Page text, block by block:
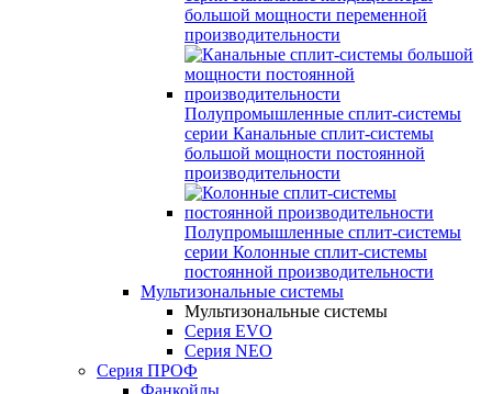
большой мощности переменной
производительности
Полупромышленные сплит-системы
серии Канальные сплит-системы
большой мощности постоянной
производительности
Полупромышленные сплит-системы
серии Колонные сплит-системы
постоянной производительности
Мультизональные системы
Мультизональные системы
Серия EVO
Серия NEO
Серия ПРОФ